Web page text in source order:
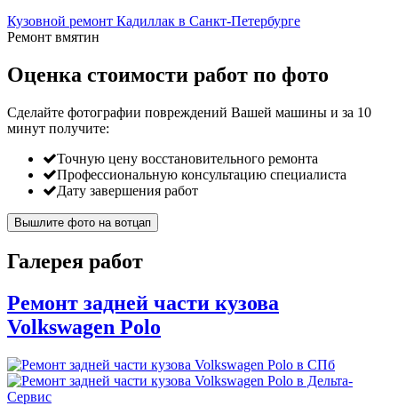
Кузовной ремонт Кадиллак в Санкт-Петербурге
Ремонт вмятин
Оценка стоимости работ по фото
Сделайте фотографии повреждений Вашей машины и за 10
минут получите:
Точную цену восстановительного ремонта
Профессиональную консультацию специалиста
Дату завершения работ
Вышлите фото на вотцап
Галерея работ
Ремонт задней части кузова
Volkswagen Polo